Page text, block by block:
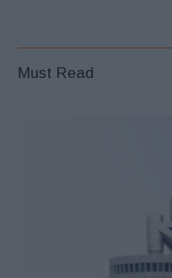
Must Read